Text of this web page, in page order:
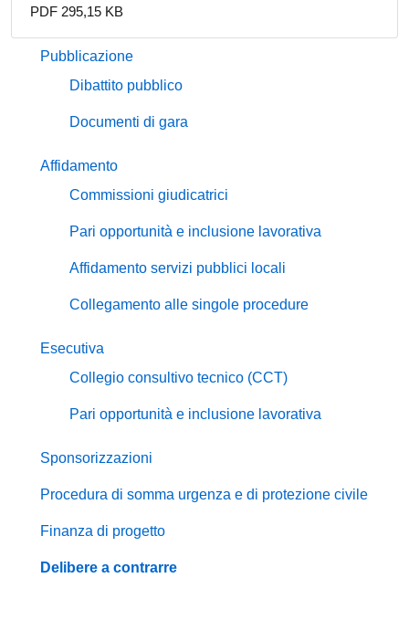
PDF 295,15 KB
Pubblicazione
Dibattito pubblico
Documenti di gara
Affidamento
Commissioni giudicatrici
Pari opportunità e inclusione lavorativa
Affidamento servizi pubblici locali
Collegamento alle singole procedure
Esecutiva
Collegio consultivo tecnico (CCT)
Pari opportunità e inclusione lavorativa
Sponsorizzazioni
Procedura di somma urgenza e di protezione civile
Finanza di progetto
Delibere a contrarre